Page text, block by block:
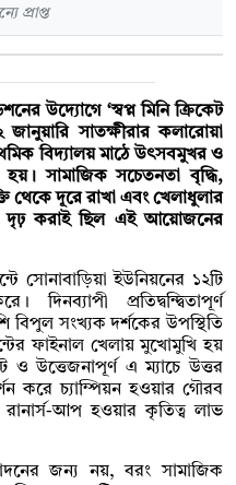
প্রাপ্ত
উদ্যোগে ‘স্বপ্ন মিনি ক্রিকেট
সাতক্ষীরার কলারোয়া
বিদ্যালয় মাঠে উৎসবমুখর ও
হয়। সামাজিক সচেতনতা বৃদ্ধি,
দূরে রাখা এবং খেলাধুলার
দৃঢ় করাই ছিল এই আয়োজনের
সোনাবাড়িয়া ইউনিয়নের ১২টি
প্রতিদ্বন্দ্বিতাপূর্ণ
বিপুল সংখ্যক দর্শকের উপস্থিতি
ফাইনাল খেলায় মুখোমুখি হয়
ও উত্তেজনাপূর্ণ এ ম্যাচে উত্তর
করে চ্যাম্পিয়ন হওয়ার গৌরব
আপ হওয়ার কৃতিত্ব লাভ
জন্য নয়, বরং সামাজিক